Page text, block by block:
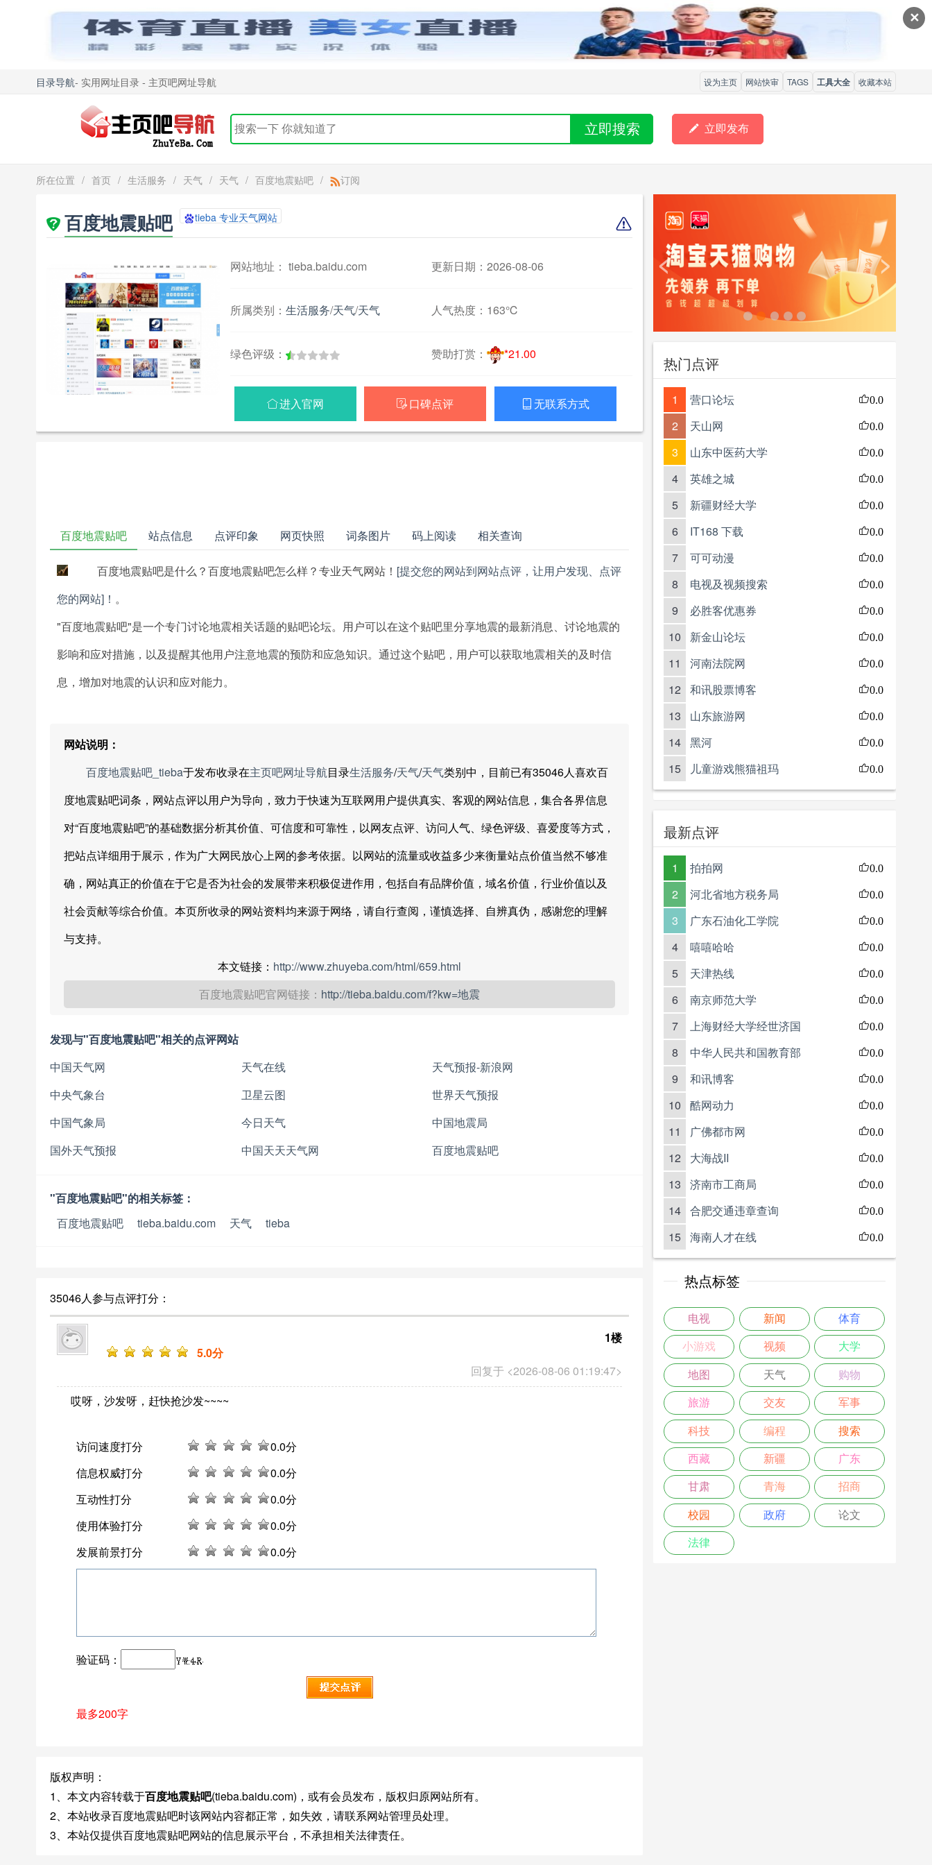
✕
目录导航- 实用网址目录 - 主页吧网址导航 设为主页 网站快审 TAGS 工具大全 收藏本站
立即搜索  立即发布
所在位置 / 首页 / 生活服务 / 天气 / 天气 / 百度地震贴吧 / 订阅
百度地震贴吧 tieba 专业天气网站
网站地址： tieba.baidu.com 更新日期：2026-08-06
所属类别： 生活服务/天气/天气 人气热度： 163℃
绿色评级： 赞助打赏： *21.00
进入官网  口碑点评  无联系方式
百度地震贴吧 站点信息 点评印象 网页快照 词条图片 码上阅读 相关查询
百度地震贴吧是什么？百度地震贴吧怎么样？专业天气网站！ [提交您的网站到网站点评，让用户发现、点评
您的网站]！ 。
"百度地震贴吧"是一个专门讨论地震相关话题的贴吧论坛。用户可以在这个贴吧里分享地震的最新消息、讨论地震的
影响和应对措施，以及提醒其他用户注意地震的预防和应急知识。通过这个贴吧，用户可以获取地震相关的及时信
息，增加对地震的认识和应对能力。
网站说明：
百度地震贴吧_tieba于发布收录在主页吧网址导航目录生活服务/天气/天气类别中，目前已有35046人喜欢百
度地震贴吧词条，网站点评以用户为导向，致力于快速为互联网用户提供真实、客观的网站信息，集合各界信息
对“百度地震贴吧”的基础数据分析其价值、可信度和可靠性，以网友点评、访问人气、绿色评级、喜爱度等方式，
把站点详细用于展示，作为广大网民放心上网的参考依据。以网站的流量或收益多少来衡量站点价值当然不够准
确，网站真正的价值在于它是否为社会的发展带来积极促进作用，包括自有品牌价值，域名价值，行业价值以及
社会贡献等综合价值。本页所收录的网站资料均来源于网络，请自行查阅，谨慎选择、自辨真伪，感谢您的理解
与支持。
本文链接： http://www.zhuyeba.com/html/659.html
百度地震贴吧官网链接： http://tieba.baidu.com/f?kw=地震
发现与"百度地震贴吧"相关的点评网站
中国天气网
天气在线
天气预报-新浪网
中央气象台
卫星云图
世界天气预报
中国气象局
今日天气
中国地震局
国外天气预报
中国天天天气网 百度地震贴吧
"百度地震贴吧"的相关标签：
百度地震贴吧
tieba.baidu.com 天气 tieba
35046人参与点评打分：
回复于 <2026-08-06 01:19:47>
1楼
5.0分
哎呀，沙发呀，赶快抢沙发~~~~
访问速度打分 0.0分
信息权威打分
0.0分
互动性打分
0.0分
使用体验打分
0.0分
发展前景打分
0.0分
验证码：
最多200字
版权声明：
1、本文内容转载于百度地震贴吧(tieba.baidu.com)，或有会员发布，版权归原网站所有。
2、本站收录百度地震贴吧时该网站内容都正常，如失效，请联系网站管理员处理。
3、本站仅提供百度地震贴吧网站的信息展示平台，不承担相关法律责任。
< >
热门点评
1 营口论坛 0.0
2 天山网 0.0
3 山东中医药大学 0.0
4 英雄之城 0.0
5 新疆财经大学 0.0
6 IT168 下载 0.0
7 可可动漫 0.0
8 电视及视频搜索 0.0
9 必胜客优惠券 0.0
10 新金山论坛 0.0
11 河南法院网 0.0
12 和讯股票博客 0.0
13 山东旅游网 0.0
14 黑河 0.0
15 儿童游戏熊猫祖玛 0.0
最新点评
1 拍拍网 0.0
2 河北省地方税务局 0.0
3 广东石油化工学院 0.0
4 嘻嘻哈哈 0.0
5 天津热线 0.0
6 南京师范大学 0.0
7 上海财经大学经世济国 0.0
8 中华人民共和国教育部 0.0
9 和讯博客 0.0
10 酷网动力 0.0
11 广佛都市网 0.0
12 大海战II 0.0
13 济南市工商局 0.0
14 合肥交通违章查询 0.0
15 海南人才在线 0.0
热点标签
电视 新闻 体育
小游戏 视频 大学
地图 天气 购物
旅游 交友 军事
科技 编程 搜索
西藏 新疆 广东
甘肃 青海 招商
校园 政府 论文
法律